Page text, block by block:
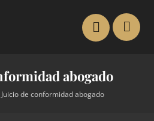
abogado
Juicio de conformidad abogado